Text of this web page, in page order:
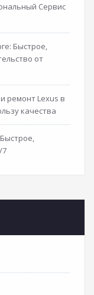
Сервис
Быстрое,
от
ремонт Lexus в
качества
7